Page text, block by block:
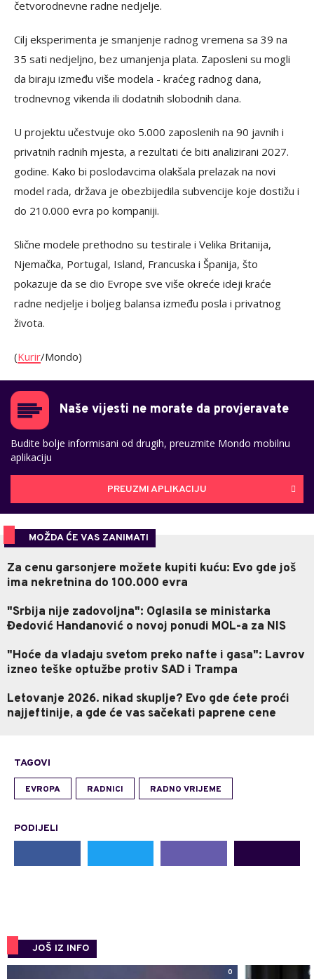
četvorodnevne radne nedjelje.
Cilj eksperimenta je smanjenje radnog vremena sa 39 na
35 sati nedjeljno, bez umanjenja plata. Zaposleni su mogli
da biraju između više modela - kraćeg radnog dana,
trodnevnog vikenda ili dodatnih slobodnih dana.
U projektu učestvuje oko 5.000 zaposlenih na 90 javnih i
privatnih radnih mjesta, a rezultati će biti analizirani 2027.
godine. Kako bi poslodavcima olakšala prelazak na novi
model rada, država je obezbijedila subvencije koje dostižu i
do 210.000 evra po kompaniji.
Slične modele prethodno su testirale i Velika Britanija,
Njemačka, Portugal, Island, Francuska i Španija, što
pokazuje da se dio Evrope sve više okreće ideji kraće
radne nedjelje i boljeg balansa između posla i privatnog
života.
(Kurir/Mondo)
Naše vijesti ne morate da provjeravate
Budite bolje informisani od drugih, preuzmite Mondo mobilnu
aplikaciju
PREUZMI APLIKACIJU
MOŽDA ĆE VAS ZANIMATI
Za cenu garsonjere možete kupiti kuću: Evo gde još
ima nekretnina do 100.000 evra
"Srbija nije zadovoljna": Oglasila se ministarka
Đedović Handanović o novoj ponudi MOL-a za NIS
"Hoće da vladaju svetom preko nafte i gasa": Lavrov
izneo teške optužbe protiv SAD i Trampa
Letovanje 2026. nikad skuplje? Evo gde ćete proći
najjeftinije, a gde će vas sačekati paprene cene
TAGOVI
EVROPA RADNICI RADNO VRIJEME
PODIJELI
JOŠ IZ INFO
0